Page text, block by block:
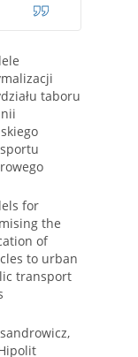
taboru
for
the
of
to urban
transport